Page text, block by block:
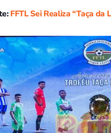
FFTL Sei Realiza “Taça